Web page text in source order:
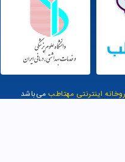
اینترنتی مهتاطب می‌باشد